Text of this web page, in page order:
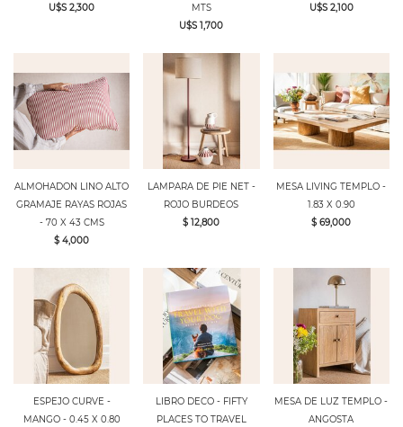
U$S 2,300
MTS
U$S 1,700
U$S 2,100
ALMOHADON LINO ALTO
GRAMAJE RAYAS ROJAS
- 70 X 43 CMS
$ 4,000
LAMPARA DE PIE NET -
ROJO BURDEOS
$ 12,800
MESA LIVING TEMPLO -
1.83 X 0.90
$ 69,000
ESPEJO CURVE -
MANGO - 0.45 X 0.80
LIBRO DECO - FIFTY
PLACES TO TRAVEL
MESA DE LUZ TEMPLO -
ANGOSTA